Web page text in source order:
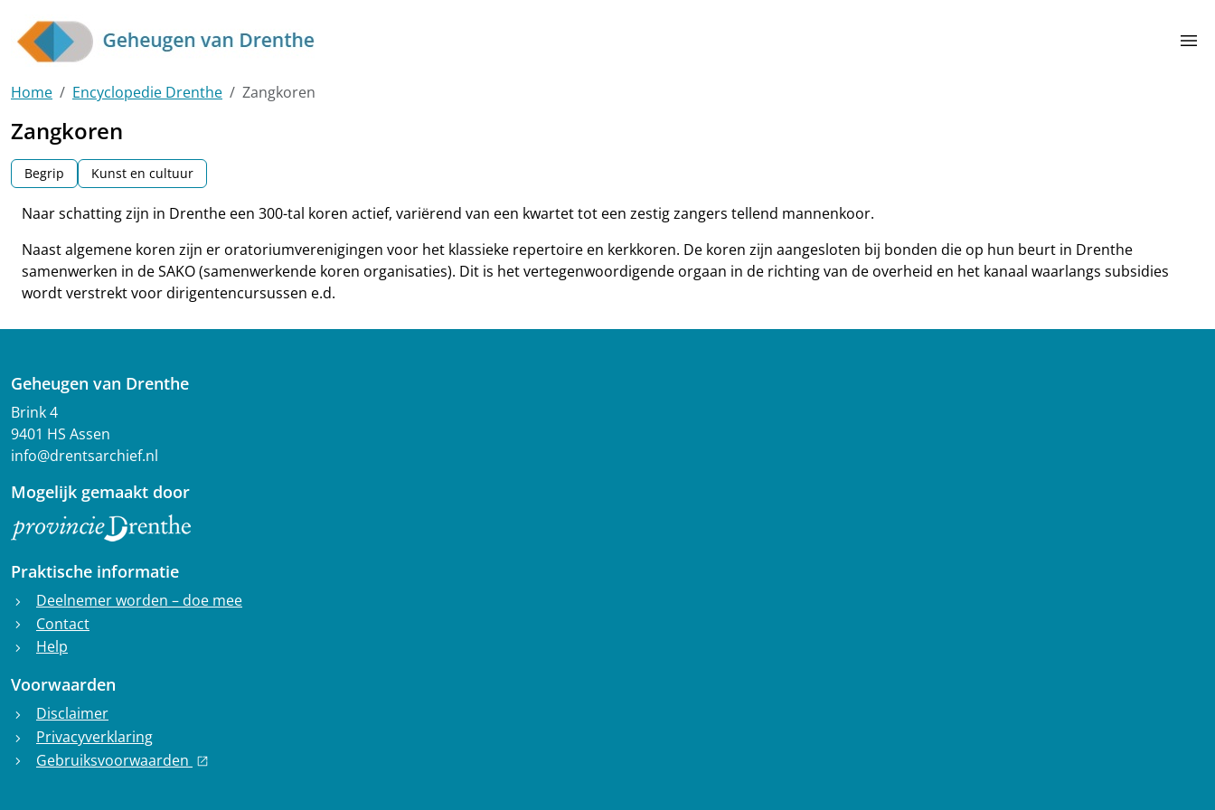
Skip to main content
menu
Home Encyclopedie Drenthe Zangkoren
Zangkoren
Begrip Kunst en cultuur
Naar schatting zijn in Drenthe een 300-tal koren actief, variërend van een kwartet tot een zestig zangers tellend mannenkoor.
Naast algemene koren zijn er oratoriumverenigingen voor het klassieke repertoire en kerkkoren. De koren zijn aangesloten bij bonden die op hun beurt in Drenthe
samenwerken in de SAKO (samenwerkende koren organisaties). Dit is het vertegenwoordigende orgaan in de richting van de overheid en het kanaal waarlangs subsidies
wordt verstrekt voor dirigentencursussen e.d.
Geheugen van Drenthe
Brink 4
9401 HS Assen
info@drentsarchief.nl
Mogelijk gemaakt door
Praktische informatie
chevron_right Deelnemer worden – doe mee
chevron_right Contact
chevron_right Help
Voorwaarden
chevron_right Disclaimer
chevron_right Privacyverklaring
chevron_right Gebruiksvoorwaarden open_in_new